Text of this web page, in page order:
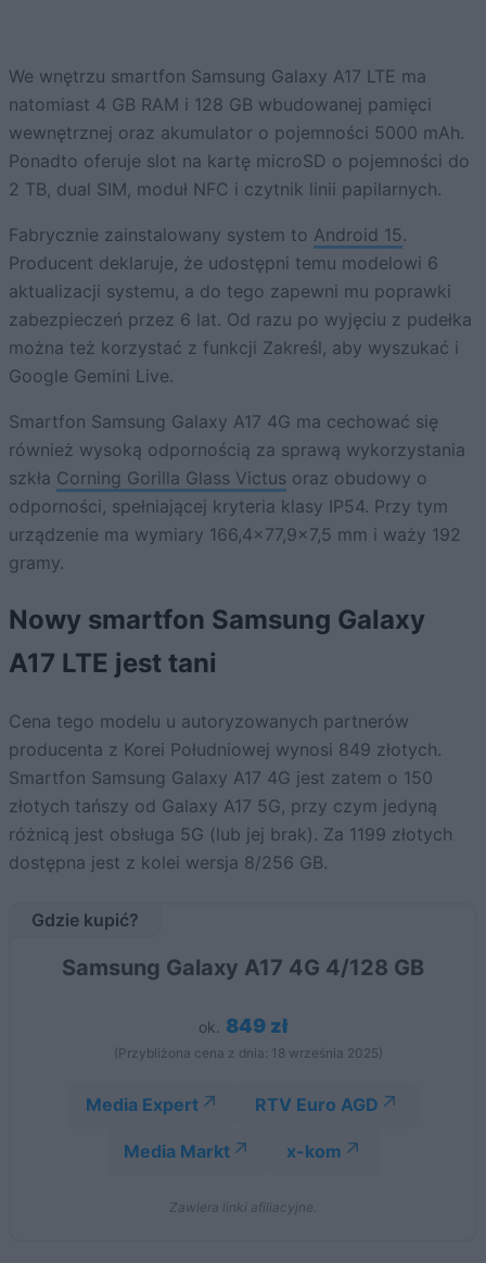
We wnętrzu smartfon Samsung Galaxy A17 LTE ma
natomiast 4 GB RAM i 128 GB wbudowanej pamięci
wewnętrznej oraz akumulator o pojemności 5000 mAh.
Ponadto oferuje slot na kartę microSD o pojemności do
2 TB, dual SIM, moduł NFC i czytnik linii papilarnych.
Fabrycznie zainstalowany system to Android 15.
Producent deklaruje, że udostępni temu modelowi 6
aktualizacji systemu, a do tego zapewni mu poprawki
zabezpieczeń przez 6 lat. Od razu po wyjęciu z pudełka
można też korzystać z funkcji Zakreśl, aby wyszukać i
Google Gemini Live.
Smartfon Samsung Galaxy A17 4G ma cechować się
również wysoką odpornością za sprawą wykorzystania
szkła Corning Gorilla Glass Victus oraz obudowy o
odporności, spełniającej kryteria klasy IP54. Przy tym
urządzenie ma wymiary 166,4×77,9×7,5 mm i waży 192
gramy.
Nowy smartfon Samsung Galaxy
A17 LTE jest tani
Cena tego modelu u autoryzowanych partnerów
producenta z Korei Południowej wynosi 849 złotych.
Smartfon Samsung Galaxy A17 4G jest zatem o 150
złotych tańszy od Galaxy A17 5G, przy czym jedyną
różnicą jest obsługa 5G (lub jej brak). Za 1199 złotych
dostępna jest z kolei wersja 8/256 GB.
Gdzie kupić?
Samsung Galaxy A17 4G 4/128 GB
ok. 849 zł
(Przybliżona cena z dnia: 18 września 2025)
Media Expert RTV Euro AGD
Media Markt x-kom
Zawiera linki afiliacyjne.